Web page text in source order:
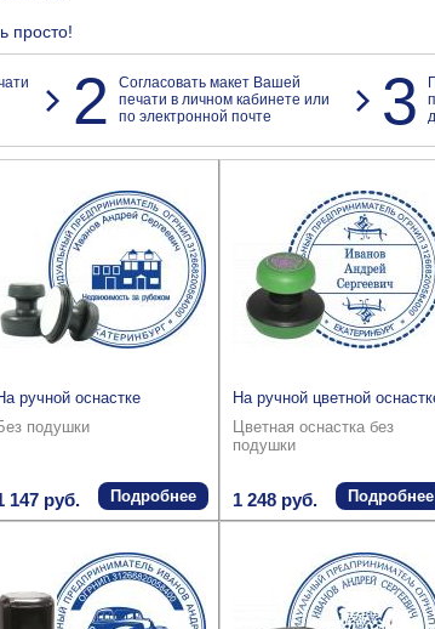
просто!
2
Согласовать макет Вашей
печати в личном кабинете или
по электронной почте
3
ручной оснастке
подушки
147 руб. Подробнее
На ручной цветной
Цветная оснастка без
подушки
1 248 руб. Подробнее